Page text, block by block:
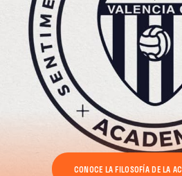
CONOCE LA FILOSOFÍA DE LA